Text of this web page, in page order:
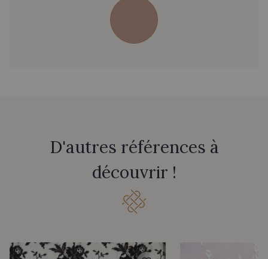
D'autres références à
découvrir !